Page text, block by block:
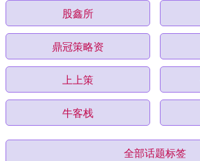
股鑫所
鼎冠策略资
上上策
牛客栈
全部话题标签